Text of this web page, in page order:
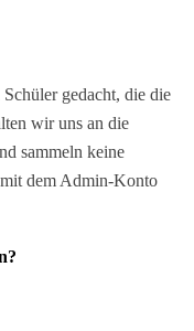
gedacht, die die
wir uns an die
sammeln keine
dem Admin-Konto